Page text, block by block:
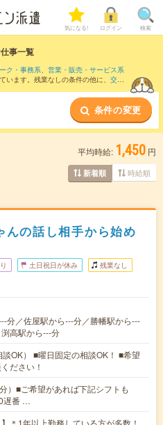
気になる! ログイン 検索
事一覧
ク・事務系、 営業・販売・サービス系
います。残業なしの条件の他に、 交通
条件の変更
平均時給: 1,450 円
新着順 時給順
の話し相手から始め
土日祝日が休み 残業なし
分／佐屋駅から---分／勝幡駅から---
高駅から---分
OK） ■曜日固定の相談OK！ ■希望
ださい！
）■ご希望があれば下記シフトも
遅番 …